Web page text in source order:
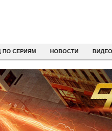
ПО СЕРИЯМ НОВОСТИ ВИДЕО